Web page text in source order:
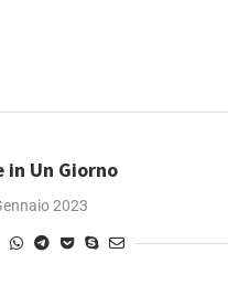
in Un Giorno
2023